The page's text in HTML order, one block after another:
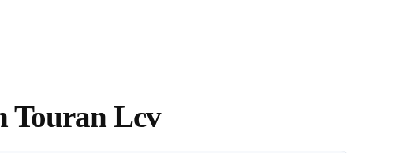
Touran Lcv